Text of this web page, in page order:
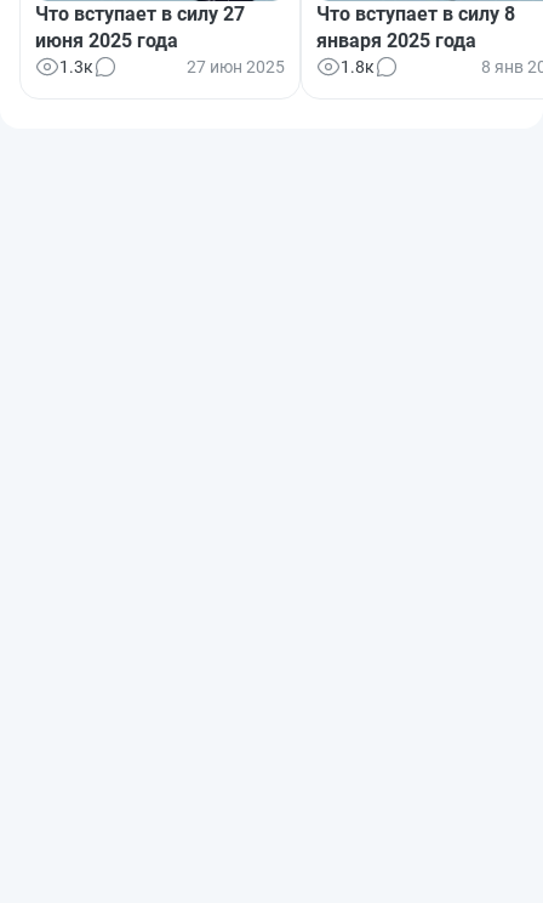
Что вступает в силу 27
июня 2025 года
1.3к 27 июн 2025
Что вступает в силу 8
января 2025 года
1.8к 8 янв